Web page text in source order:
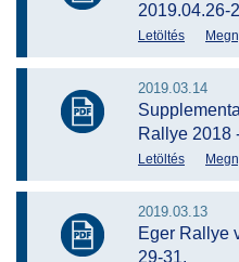
2019.04.26-
Letöltés
2019.03.14
Rallye 2018
Letöltés
2019.03.13
Eger Rallye
29-31.